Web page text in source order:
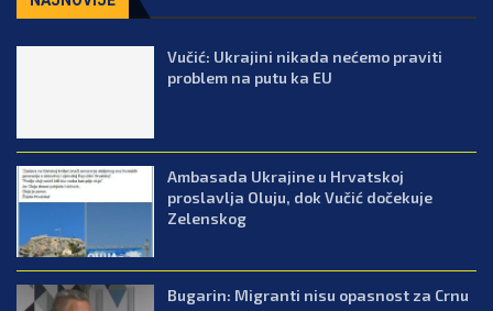
Vučić: Ukrajini nikada nećemo praviti
problem na putu ka EU
Ambasada Ukrajine u Hrvatskoj
proslavlja Oluju, dok Vučić dočekuje
Zelenskog
Bugarin: Migranti nisu opasnost za Crnu